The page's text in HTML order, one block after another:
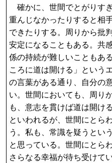
確かに、世間でとがりす
重んじなかったりすると相
できたりする。周りから批
安定になることもある。共
係の持続が難しいこともあ
ころに道は開ける」という
の言葉がある通り、自分の
い。世間においても、周り
も、意志を貫けば道は開け
といわれるが、世間にとら
う。私も、常識を疑うとい
と思っている。世間にとら
さらなる幸福が待ち受けて